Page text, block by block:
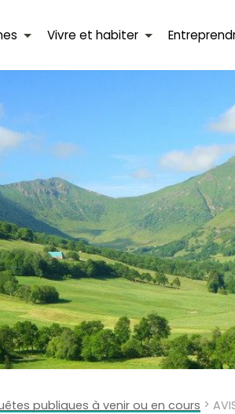
Vivre et habiter
publiques à venir ou en cours >